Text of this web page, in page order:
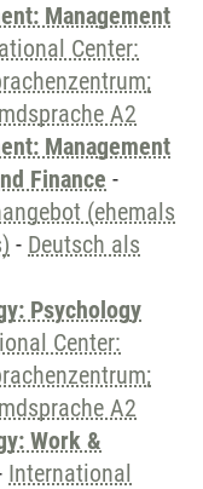
Management
Center:
A2
Management
Finance -
(ehemals
- Deutsch als
Psychology
Center:
A2
Work &
International